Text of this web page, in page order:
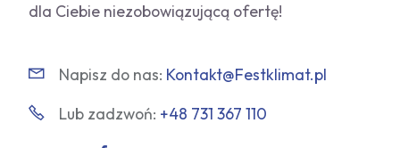
dla Ciebie niezobowiązującą ofertę!
Napisz do nas: Kontakt@Festklimat.pl
Lub zadzwoń: +48 731 367 110